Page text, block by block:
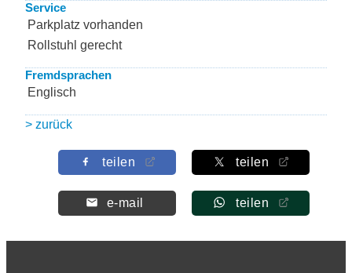
Service
Parkplatz vorhanden
Rollstuhl gerecht
Fremdsprachen
Englisch
> zurück
teilen teilen
e-mail teilen